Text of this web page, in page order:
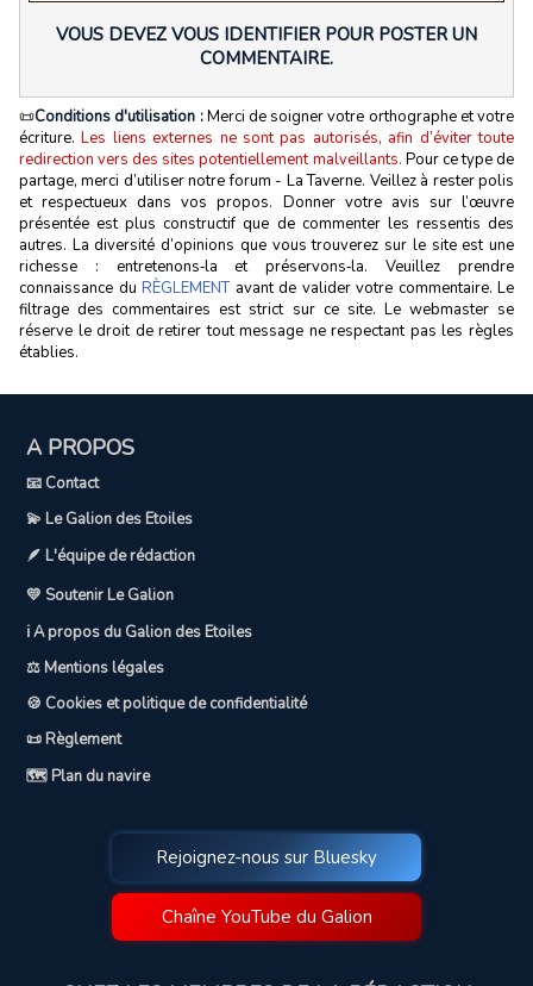
VOUS DEVEZ VOUS IDENTIFIER POUR POSTER UN
COMMENTAIRE.
📜Conditions d'utilisation :Merci de soigner votre orthographe et votre
écriture.Les liens externes ne sont pas autorisés, afin d’éviter toute
redirection vers des sites potentiellement malveillants. Pour ce type de
partage, merci d’utiliser notre forum - La Taverne. Veillez à rester polis
et respectueux dans vos propos. Donner votre avis sur l’œuvre
présentée est plus constructif que de commenter les ressentis des
autres. La diversité d’opinions que vous trouverez sur le site est une
richesse : entretenons‑la et préservons‑la. Veuillez prendre
connaissance du RÈGLEMENTavant de valider votre commentaire. Le
filtrage des commentaires est strict sur ce site. Le webmaster se
réserve le droit de retirer tout message ne respectant pas les règles
établies.
A PROPOS
📧 Contact
💫 Le Galion des Etoiles
🪶 L'équipe de rédaction
💛 Soutenir Le Galion
ℹ️ A propos du Galion des Etoiles
⚖️ Mentions légales
🍪 Cookies et politique de confidentialité
📜 Règlement
🗺️ Plan du navire
Rejoignez-nous sur Bluesky
Chaîne YouTube du Galion